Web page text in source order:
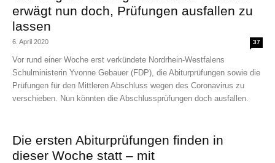
erwägt nun doch, Prüfungen ausfallen zu
lassen
6. April 2020 37
Vor rund einer Woche erst verkündete Nordrhein-Westfalens
Schulministerin Yvonne Gebauer (FDP), die Abiturprüfungen sowie die
Prüfungen für den Mittleren Abschluss wegen des Coronavirus zu
verschieben. Nun könnten die Abschlussprüfungen doch ausfallen.
Die ersten Abiturprüfungen finden in
dieser Woche statt – mit